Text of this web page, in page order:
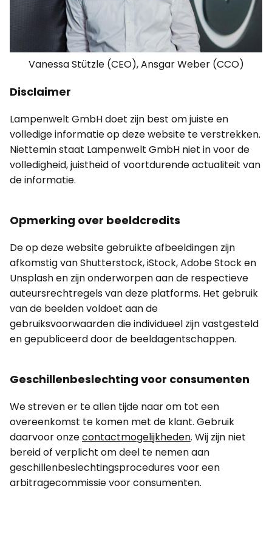
Vanessa Stützle (CEO), Ansgar Weber (CCO)
Disclaimer
Lampenwelt GmbH doet zijn best om juiste en
volledige informatie op deze website te verstrekken.
Niettemin staat Lampenwelt GmbH niet in voor de
volledigheid, juistheid of voortdurende actualiteit van
de informatie.
Opmerking over beeldcredits
De op deze website gebruikte afbeeldingen zijn
afkomstig van Shutterstock, iStock, Adobe Stock en
Unsplash en zijn onderworpen aan de respectieve
auteursrechtregels van deze platforms. Het gebruik
van de beelden voldoet aan de
gebruiksvoorwaarden die individueel zijn vastgesteld
en gepubliceerd door de beeldagentschappen.
Geschillenbeslechting voor consumenten
We streven er te allen tijde naar om tot een
overeenkomst te komen met de klant. Gebruik
daarvoor onzecontactmogelijkheden. Wij zijn niet
bereid of verplicht om deel te nemen aan
geschillenbeslechtingsprocedures voor een
arbitragecommissie voor consumenten.